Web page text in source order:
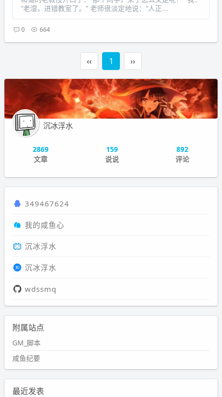
“老湿，进错教室了。” 老师很淡定地说：“人正...
0 664
‹‹ 1 ››
沉冰浮水
2869
文章
159
说说
892
评论
349467624
我的咸鱼心
沉冰浮水
沉冰浮水
wdssmq
附属站点
GM_脚本
咸鱼纪要
最近发表